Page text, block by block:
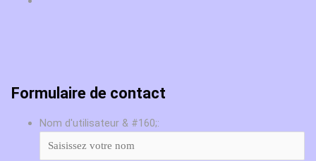
Formulaire de contact
Nom d'utilisateur & #160;: